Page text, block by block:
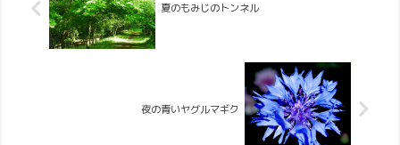
夏のもみじのトンネル
夜の青いヤグルマギク